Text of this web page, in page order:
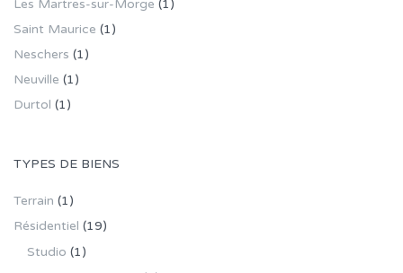
Les Martres-sur-Morge (1)
Saint Maurice (1)
Neschers (1)
Neuville (1)
Durtol (1)
TYPES DE BIENS
Terrain (1)
Résidentiel (19)
Studio (1)